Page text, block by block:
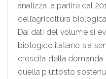
analizza, a partire dal
dell’agricoltura
Dai dati del volume si
biologico italiano sia
crescita della domanda
quella piuttosto